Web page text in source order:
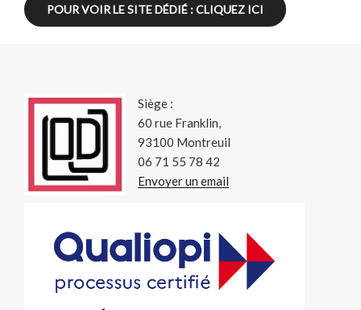
POUR VOIR LE SITE DÉDIÉ : CLIQUEZ ICI
Siège :
60 rue Franklin,
93100 Montreuil
06 71 55 78 42
Envoyer un email